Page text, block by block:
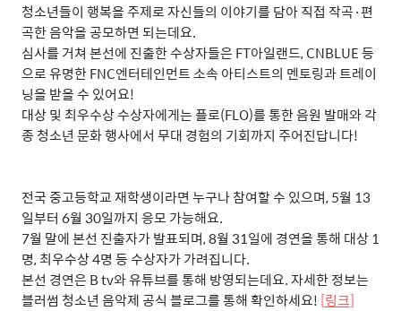
청소년들이 행복을 주제로 자신들의 이야기를 담아 직접 작곡·편
곡한 음악을 공모하면 되는데요.
심사를 거쳐 본선에 진출한 수상자들은 FT아일랜드, CNBLUE등
으로 유명한FNC엔터테인먼트 소속 아티스트의 멘토링과 트레이
닝을 받을 수 있어요!
대상 및 최우수상 수상자에게는 플로(FLO)를 통한 음원 발매와 각
종 청소년 문화 행사에서 무대 경험의 기회까지 주어진답니다!
전국 중고등학교 재학생이라면 누구나 참여할 수 있으며, 5월 13
일부터 6월 30일까지 응모 가능해요.
7월 말에 본선 진출자가 발표되며, 8월 31일에 경연을 통해 대상 1
명,최우수상4명 등 수상자가 가려집니다.
본선 경연은 B tv와 유튜브를 통해 방영되는데요.자세한 정보는
블러썸 청소년 음악제 공식 블로그를 통해 확인하세요! [링크]